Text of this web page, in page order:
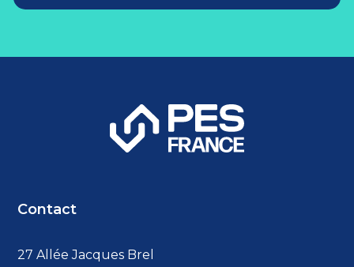
Contact
27 Allée Jacques Brel